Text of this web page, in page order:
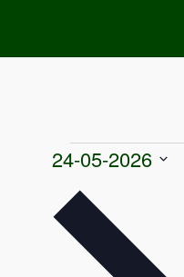
Evenementen
in
zondag
24
mei
2026
24-05-2026
een
datum.